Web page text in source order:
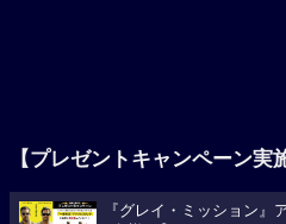
【プレゼントキャンペーン実
『グレイ・ミッション』